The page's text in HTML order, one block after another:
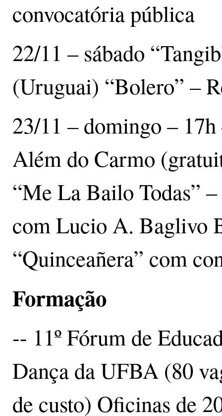
convocatória pública
22/11 – sábado
(Uruguai) “Bolero” –
23/11 – domingo –
Além do Carmo
“Me La Bailo Todas”
com Lucio A. Baglivo
“Quinceañera” com
Formação
-- 11º Fórum de
Dança da UFBA (80
de custo) Oficinas de